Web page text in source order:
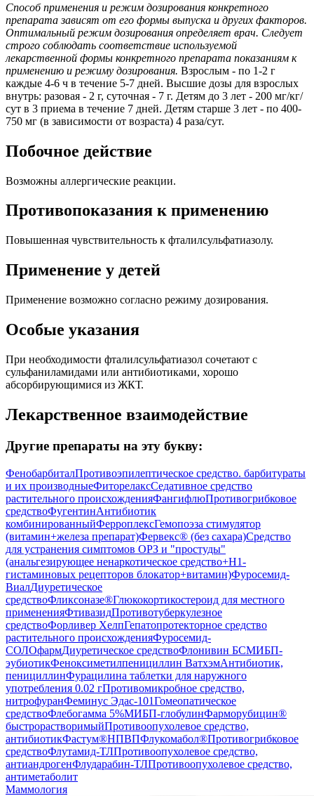
Способ применения и режим дозирования конкретного
препарата зависят от его формы выпуска и других факторов.
Оптимальный режим дозирования определяет врач. Следует
строго соблюдать соответствие используемой
лекарственной формы конкретного препарата показаниям к
применению и режиму дозирования. Взрослым - по 1-2 г
каждые 4-6 ч в течение 5-7 дней. Высшие дозы для взрослых
внутрь: разовая - 2 г, суточная - 7 г. Детям до 3 лет - 200 мг/кг/
сут в 3 приема в течение 7 дней. Детям старше 3 лет - по 400-
750 мг (в зависимости от возраста) 4 раза/сут.
Побочное действие
Возможны аллергические реакции.
Противопоказания к применению
Повышенная чувствительность к фталилсульфатиазолу.
Применение у детей
Применение возможно согласно режиму дозирования.
Особые указания
При необходимости фталилсульфатиазол сочетают с
сульфаниламидами или антибиотиками, хорошо
абсорбирующимися из ЖКТ.
Лекарственное взаимодействие
Другие препараты на эту букву:
ФенобарбиталПротивоэпилептическое средство. барбитураты
и их производныеФиторелаксСедативное средство
растительного происхожденияФангифлюПротивогрибковое
средствоФугентинАнтибиотик
комбинированныйФерроплексГемопоэза стимулятор
(витамин+железа препарат)Фервекс® (без сахара)Средство
для устранения симптомов ОРЗ и "простуды"
(анальгезирующее ненаркотическое средство+H1-
гистаминовых рецепторов блокатор+витамин)Фуросемид-
ВиалДиуретическое
средствоФликсоназе®Глюкокортикостероид для местного
примененияФтивазидПротивотуберкулезное
средствоФорливер ХелпГепатопротекторное средство
растительного происхожденияФуросемид-
СОЛОфармДиуретическое средствоФлонивин БСМИБП-
эубиотикФеноксиметилпенициллин ВатхэмАнтибиотик,
пенициллинФурацилина таблетки для наружного
употребления 0.02 гПротивомикробное средство,
нитрофуранФеминус Эдас-101Гомеопатическое
средствоФлебогамма 5%МИБП-глобулинФарморубицин®
быстрорастворимыйПротивоопухолевое средство,
антибиотикФастум®НПВПФлукомабол®Противогрибковое
средствоФлутамид-ТЛПротивоопухолевое средство,
антиандрогенФлударабин-ТЛПротивоопухолевое средство,
антиметаболит
Маммология